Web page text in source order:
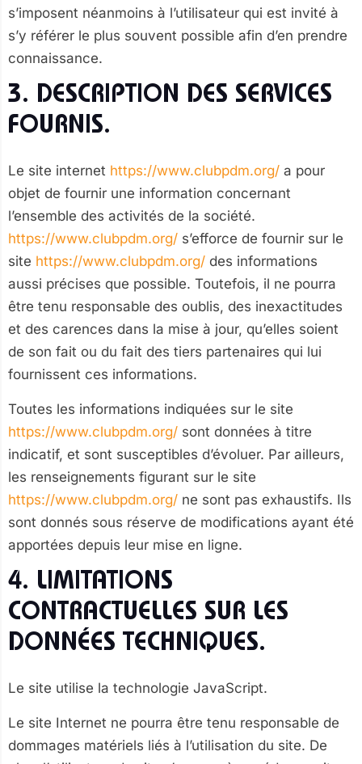
s’imposent néanmoins à l’utilisateur qui est invité à
s’y référer le plus souvent possible afin d’en prendre
connaissance.
3. DESCRIPTION DES SERVICES
FOURNIS.
Le site internet https://www.clubpdm.org/ a pour
objet de fournir une information concernant
l’ensemble des activités de la société.
https://www.clubpdm.org/ s’efforce de fournir sur le
site https://www.clubpdm.org/ des informations
aussi précises que possible. Toutefois, il ne pourra
être tenu responsable des oublis, des inexactitudes
et des carences dans la mise à jour, qu’elles soient
de son fait ou du fait des tiers partenaires qui lui
fournissent ces informations.
Toutes les informations indiquées sur le site
https://www.clubpdm.org/ sont données à titre
indicatif, et sont susceptibles d’évoluer. Par ailleurs,
les renseignements figurant sur le site
https://www.clubpdm.org/ ne sont pas exhaustifs. Ils
sont donnés sous réserve de modifications ayant été
apportées depuis leur mise en ligne.
4. LIMITATIONS
CONTRACTUELLES SUR LES
DONNÉES TECHNIQUES.
Le site utilise la technologie JavaScript.
Le site Internet ne pourra être tenu responsable de
dommages matériels liés à l’utilisation du site. De